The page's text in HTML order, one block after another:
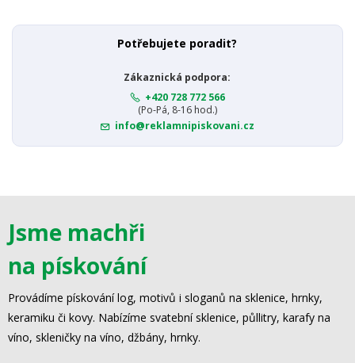
Potřebujete poradit?
Zákaznická podpora:
+420 728 772 566
(Po-Pá, 8-16 hod.)
info@reklamnipiskovani.cz
Jsme machři
na pískování
Provádíme pískování log, motivů i sloganů na sklenice, hrnky,
keramiku či kovy. Nabízíme svatební sklenice, půllitry, karafy na
víno, skleničky na víno, džbány, hrnky.